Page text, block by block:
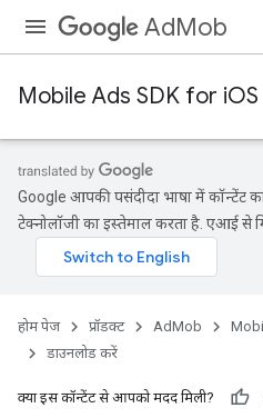
AdMob
Mobile Ads SDK for iOS
Google आपकी पसंदीदा भाषा में कॉन्टेंट
टेक्नोलॉजी का इस्तेमाल करता है. एआई से
होम पेज प्रॉडक्ट AdMob
डाउनलोड करें
क्या इस कॉन्टेंट से आपको मदद मिली?